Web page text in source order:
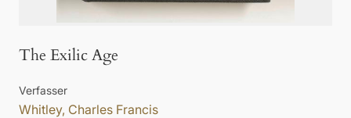
The Exilic Age
Verfasser
Whitley, Charles Francis